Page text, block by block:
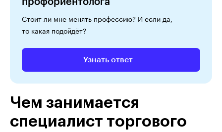
профориентолога
Стоит ли мне менять профессию? И если да,
то какая подойдёт?
Узнать ответ
Чем занимается
специалист торгового